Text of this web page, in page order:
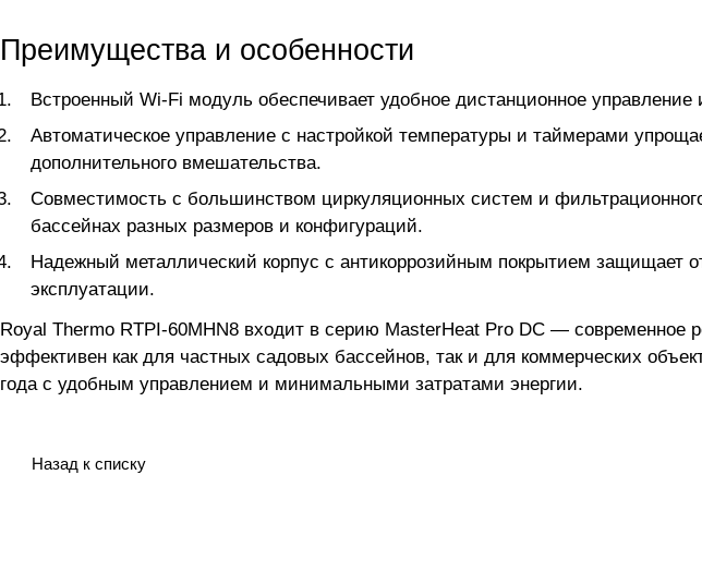
Преимущества и особенности
Встроенный Wi-Fi модуль обеспечивает удобное дистанционное
Автоматическое управление с настройкой температуры и таймерами
дополнительного вмешательства.
Совместимость с большинством циркуляционных систем и
бассейнах разных размеров и конфигураций.
Надежный металлический корпус с антикоррозийным покрытием защищает
эксплуатации.
Royal Thermo RTPI-60MHN8 входит в серию MasterHeat Pro DC — современное
эффективен как для частных садовых бассейнов, так и для коммерческих
года с удобным управлением и минимальными затратами энергии.
Назад к списку